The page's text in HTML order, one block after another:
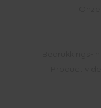
Bedrukkings-
Product